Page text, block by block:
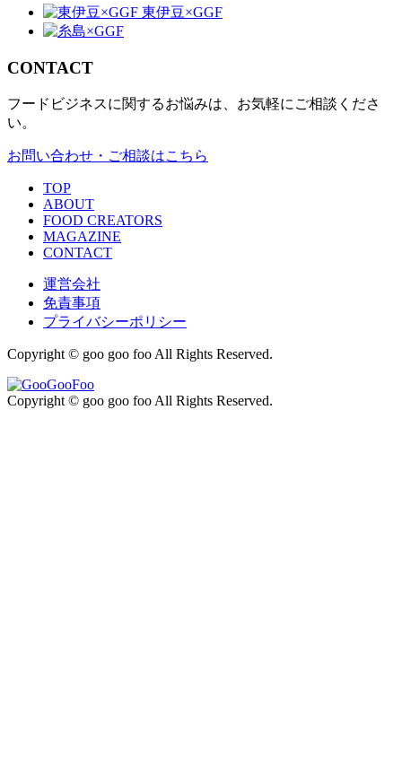
CONTACT
フードビジネスに関するお悩みは、お気軽にご相談くださ
い。
お問い合わせ・ご相談はこちら
TOP
ABOUT
FOOD CREATORS
MAGAZINE
CONTACT
運営会社
免責事項
プライバシーポリシー
Copyright © goo goo foo All Rights Reserved.
Copyright © goo goo foo All Rights Reserved.